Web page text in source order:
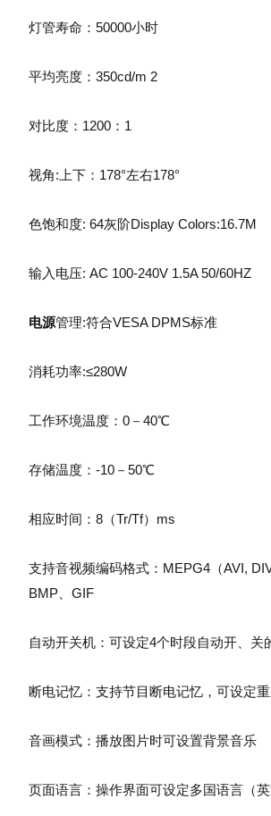
灯管寿命：50000小时
平均亮度：350cd/m 2
对比度：1200：1
视角:上下：178°左右178°
色饱和度: 64灰阶Display Colors:16.7M
输入电压: AC 100-240V 1.5A 50/60HZ
电源管理:符合VESA DPMS标准
消耗功率:≤280W
工作环境温度：0－40℃
存储温度：-10－50℃
相应时间：8（Tr/Tf）ms
支持音视频编码格式：MEPG4（AVI,
BMP、GIF
自动开关机：可设定4个时段自动开、关
断电记忆：支持节目断电记忆，可设定
音画模式：播放图片时可设置背景音乐
页面语言：操作界面可设定多国语言（英